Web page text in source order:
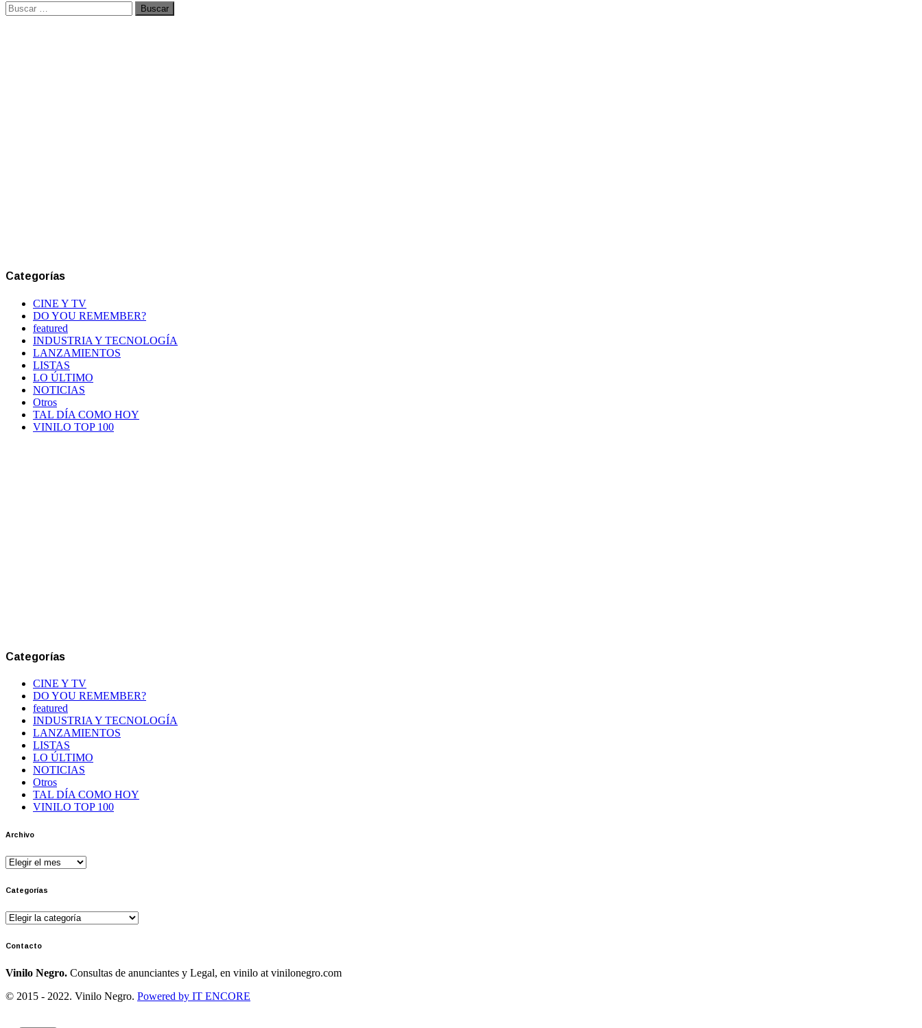
Buscar:
Categorías
CINE Y TV
DO YOU REMEMBER?
featured
INDUSTRIA Y TECNOLOGÍA
LANZAMIENTOS
LISTAS
LO ÚLTIMO
NOTICIAS
Otros
TAL DÍA COMO HOY
VINILO TOP 100
Categorías
CINE Y TV
DO YOU REMEMBER?
featured
INDUSTRIA Y TECNOLOGÍA
LANZAMIENTOS
LISTAS
LO ÚLTIMO
NOTICIAS
Otros
TAL DÍA COMO HOY
VINILO TOP 100
Archivo
Archivo
Categorías
Categorías
Contacto
Vinilo Negro. Consultas de anunciantes y Legal, en vinilo at vinilonegro.com
© 2015 - 2022. Vinilo Negro. Powered by IT ENCORE